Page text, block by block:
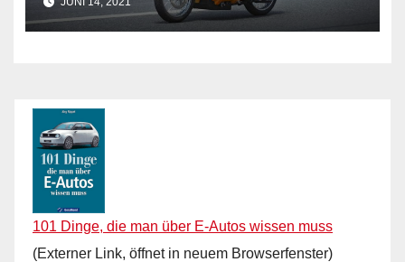
101 Dinge, die man über E-Autos wissen muss
(Externer Link, öffnet in neuem Browserfenster)